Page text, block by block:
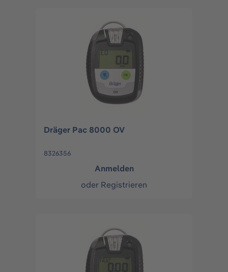
Dräger Pac 8000 OV
8326356
Anmelden
oder Registrieren